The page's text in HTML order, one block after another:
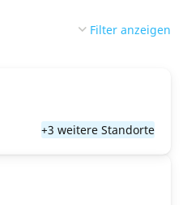
Filter anzeigen
+3 weitere Standorte